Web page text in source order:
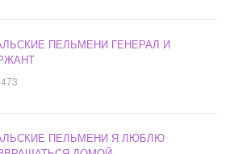
ПЕЛЬМЕНИ ГЕНЕРАЛ И
ПЕЛЬМЕНИ Я ЛЮБЛЮ